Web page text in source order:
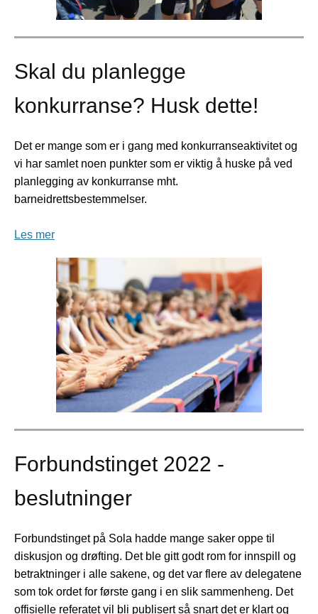
Skal du planlegge
konkurranse? Husk dette!
Det er mange som er i gang med konkurranseaktivitet og
vi har samlet noen punkter som er viktig å huske på ved
planlegging av konkurranse mht.
barneidrettsbestemmelser.
Les mer
Forbundstinget 2022 -
beslutninger
Forbundstinget på Sola hadde mange saker oppe til
diskusjon og drøfting. Det ble gitt godt rom for innspill og
betraktninger i alle sakene, og det var flere av delegatene
som tok ordet for første gang i en slik sammenheng. Det
offisielle referatet vil bli publisert så snart det er klart og